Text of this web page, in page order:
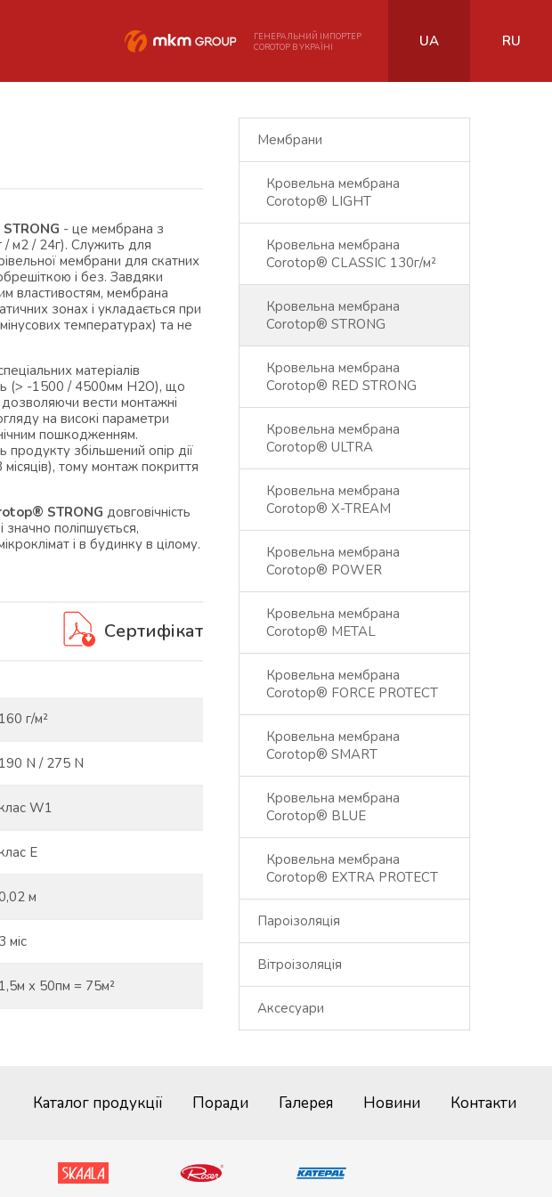
UA RU
ГЕНЕРАЛЬНИЙ ІМПОРТЕР
COROTOP В УКРАЇНІ
Мембрани
Кровельна мембрана
Corotop® LIGHT
Кровельна мембрана
Corotop® CLASSIC 130г/м²
Кровельна мембрана
Corotop® STRONG
Кровельна мембрана
Corotop® RED STRONG
Кровельна мембрана
Corotop® ULTRA
Кровельна мембрана
Corotop® X-TREAM
Кровельна мембрана
Corotop® POWER
Кровельна мембрана
Corotop® METAL
Кровельна мембрана
Corotop® FORCE PROTECT
Кровельна мембрана
Corotop® SMART
Кровельна мембрана
Corotop® BLUE
Кровельна мембрана
Corotop® EXTRA PROTECT
Пароізоляція
Вітроізоляція
Аксесуари
- це мембрана з
м2 / 24г). Служить для
мембрани для скатних
і без. Завдяки
властивостям, мембрана
зонах і укладається при
температурах) та не
матеріалів
(> -1500 / 4500мм H2O), що
дозволяючи вести монтажні
на високі параметри
пошкодженням.
продукту збільшений опір дії
тому монтаж покриття
STRONG довговічність
значно поліпшується,
і в будинку в цілому.
Сертифікат
160 г/м²
190 N / 275 N
W1
E
м
3 міс
1,5м x 50пм = 75м²
Каталог продукції Поради Галерея Новини Контакти